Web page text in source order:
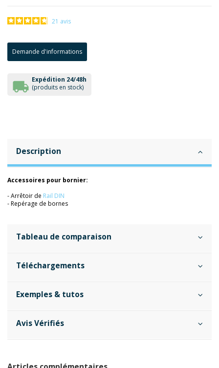
21 avis
Demande d'informations
Expédition 24/48h
(produits en stock)
Description
Accessoires pour bornier:
- Arrêtoir de Rail DIN
- Repérage de bornes
Tableau de comparaison
Téléchargements
Exemples & tutos
Avis Vérifiés